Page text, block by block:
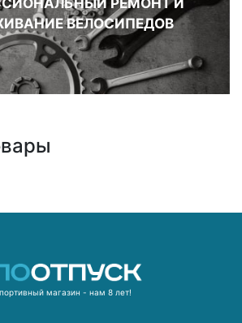
РЕМОНТ И
ВЕЛОСИПЕДОВ
магазин - нам 8 лет!